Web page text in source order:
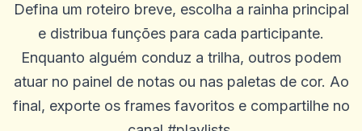
Defina um roteiro breve, escolha a rainha principal
e distribua funções para cada participante.
Enquanto alguém conduz a trilha, outros podem
atuar no painel de notas ou nas paletas de cor. Ao
final, exporte os frames favoritos e compartilhe no
2025-10-01 07:09:57
Só posso recomendar que não há problemas e o dinheiro é pago em
um dia em um dia
0 0
Alexander Kutscher
2025-09-29 00:46:41